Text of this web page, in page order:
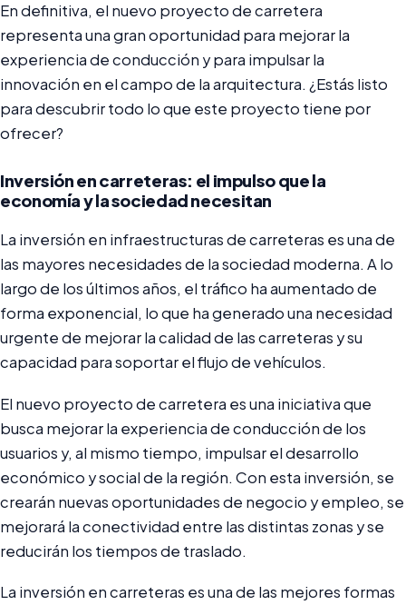
En definitiva, el nuevo proyecto de carretera
representa una gran oportunidad para mejorar la
experiencia de conducción y para impulsar la
innovación en el campo de la arquitectura. ¿Estás listo
para descubrir todo lo que este proyecto tiene por
ofrecer?
Inversión en carreteras: el impulso que la
economía y la sociedad necesitan
La inversión en infraestructuras de carreteras es una de
las mayores necesidades de la sociedad moderna. A lo
largo de los últimos años, el tráfico ha aumentado de
forma exponencial, lo que ha generado una necesidad
urgente de mejorar la calidad de las carreteras y su
capacidad para soportar el flujo de vehículos.
El nuevo proyecto de carretera es una iniciativa que
busca mejorar la experiencia de conducción de los
usuarios y, al mismo tiempo, impulsar el desarrollo
económico y social de la región. Con esta inversión, se
crearán nuevas oportunidades de negocio y empleo, se
mejorará la conectividad entre las distintas zonas y se
reducirán los tiempos de traslado.
La inversión en carreteras es una de las mejores formas